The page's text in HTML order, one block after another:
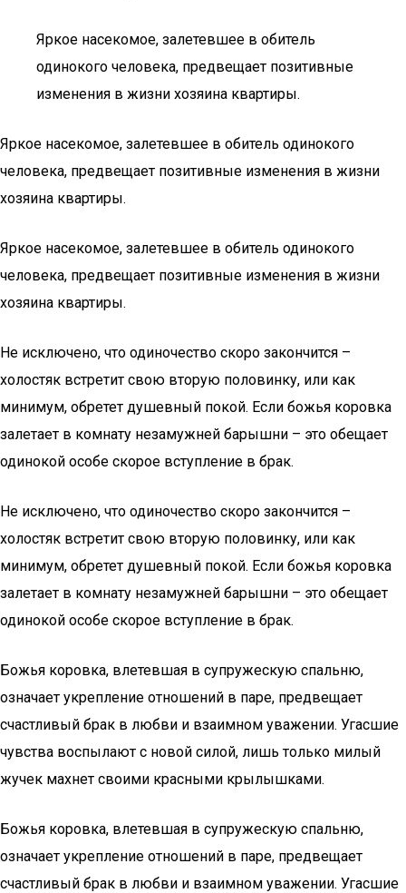
Яркое насекомое, залетевшее в обитель
одинокого человека, предвещает позитивные
изменения в жизни хозяина квартиры.
Яркое насекомое, залетевшее в обитель одинокого
человека, предвещает позитивные изменения в жизни
хозяина квартиры.
Яркое насекомое, залетевшее в обитель одинокого
человека, предвещает позитивные изменения в жизни
хозяина квартиры.
Не исключено, что одиночество скоро закончится –
холостяк встретит свою вторую половинку, или как
минимум, обретет душевный покой. Если божья коровка
залетает в комнату незамужней барышни – это обещает
одинокой особе скорое вступление в брак.
Не исключено, что одиночество скоро закончится –
холостяк встретит свою вторую половинку, или как
минимум, обретет душевный покой. Если божья коровка
залетает в комнату незамужней барышни – это обещает
одинокой особе скорое вступление в брак.
Божья коровка, влетевшая в супружескую спальню,
означает укрепление отношений в паре, предвещает
счастливый брак в любви и взаимном уважении. Угасшие
чувства воспылают с новой силой, лишь только милый
жучек махнет своими красными крылышками.
Божья коровка, влетевшая в супружескую спальню,
означает укрепление отношений в паре, предвещает
счастливый брак в любви и взаимном уважении. Угасшие